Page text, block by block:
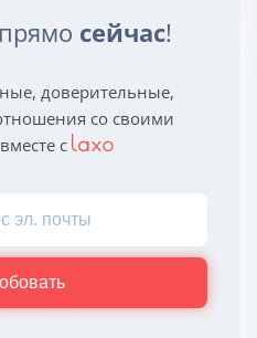
сейчас!
доверительные,
со своими
с